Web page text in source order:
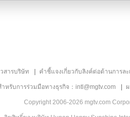
สารบริษัท คำชี้แจงเกี่ยวกับลิงค์ต่อต้านการล
ำหรับการร่วมมือทางธุรกิจ：intl@mgtv.com
Copyright 2006-2026 mgtv.com